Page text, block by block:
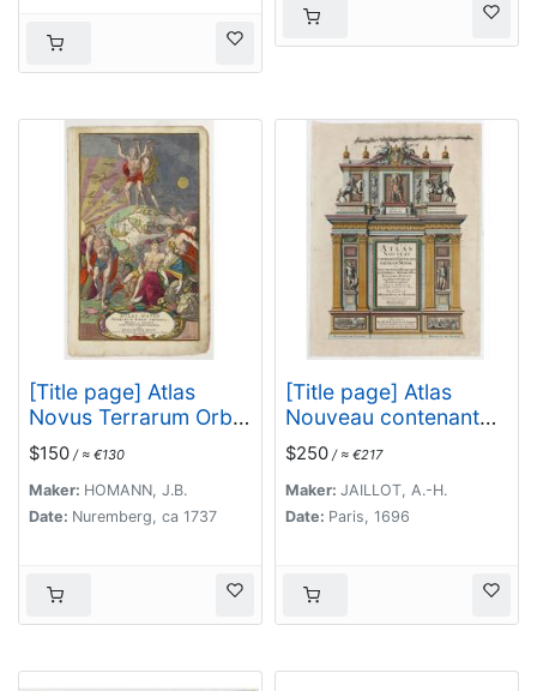
[Title page] Atlas
Novus Terrarum Orbis
Imperia. . .
$150 / ≈ €130
Maker: HOMANN, J.B.
Date: Nuremberg, ca 1737
[Title page] Atlas
Nouveau contenant
toutes les parties du
monde . . .
$250 / ≈ €217
Maker: JAILLOT, A.-H.
Date: Paris, 1696